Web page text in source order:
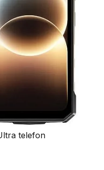
telefon